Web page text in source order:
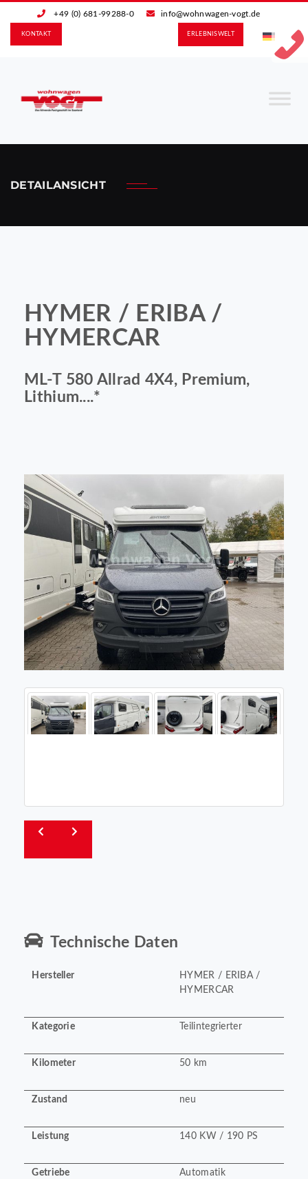
+49 (0) 681-99288-0 info@wohnwagen-vogt.de
ERLEBNIS­WELT
KONTAKT
DETAILANSICHT
HYMER / ERIBA /
HYMERCAR
ML-T 580 Allrad 4X4, Premium,
Lithium....*
Technische Daten
Hersteller
HYMER / ERIBA /
HYMERCAR
Kategorie Teilintegrierter
Kilometer 50 km
Zustand neu
Leistung 140 KW / 190 PS
Getriebe Automatik